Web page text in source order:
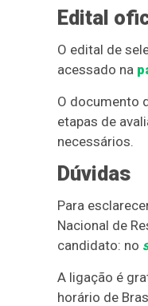
Edital
O edital de
acessado na
O documento
etapas de
necessários.
Dúvidas
Para
Nacional de
candidato: no
A ligação é
horário de